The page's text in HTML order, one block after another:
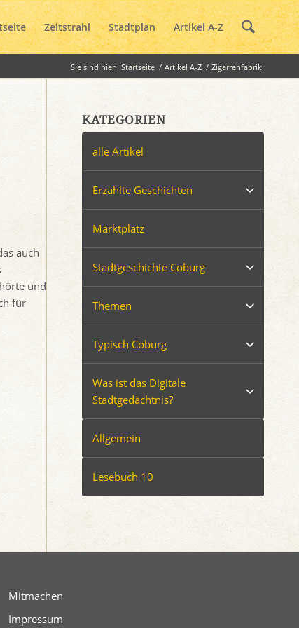
Zeitstrahl Stadtplan Artikel A-Z
Sie sind hier: Startseite / Artikel A-Z / Zigarrenfabrik
auch
und
für
KATEGORIEN
alle Artikel
Erzählte Geschichten
Marktplatz
Stadtgeschichte Coburg
Themen
Typisch Coburg
Was ist das Digitale
Stadtgedächtnis?
Allgemein
Lesebuch 10
Mitmachen
Impressum